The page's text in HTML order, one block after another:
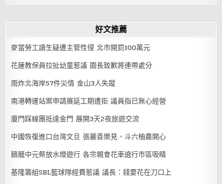
好文推薦
麥當勞工讀生疑遭主管性侵 北市開罰100萬元
花蓮教保員拉扯幼童惹議 園長致歉將連帶處分
雨炸北海岸57件災情 金山3人失蹤
南港轉運站案申請展延工期遭拒 議員指已無心經營
廈門踩線團抵達金門 展開3天2夜旅遊交流
中國恢復進口台灣文旦 張麗善樂見、斗六柚農開心
鷄籠中元祭放水燈遊行 各宗親會花車遶行市區吸睛
基隆籌組SBL籃球隊經費惹議 議長：錢要花在刀口上